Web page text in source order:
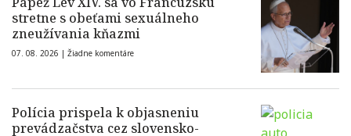
stretne s obeťami sexuálneho
zneužívania kňazmi
07. 08. 2026 | Žiadne komentáre
Polícia prispela k objasneniu
prevádzačstva cez slovensko-